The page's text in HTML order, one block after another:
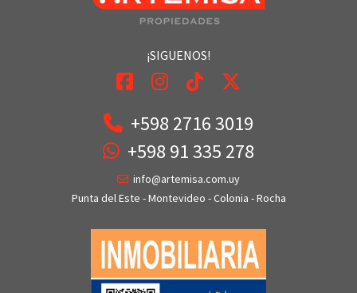
¡SIGUENOS!
+598 2716 3019
+598 91 335 278
info@artemisa.com.uy
Punta del Este - Montevideo - Colonia - Rocha